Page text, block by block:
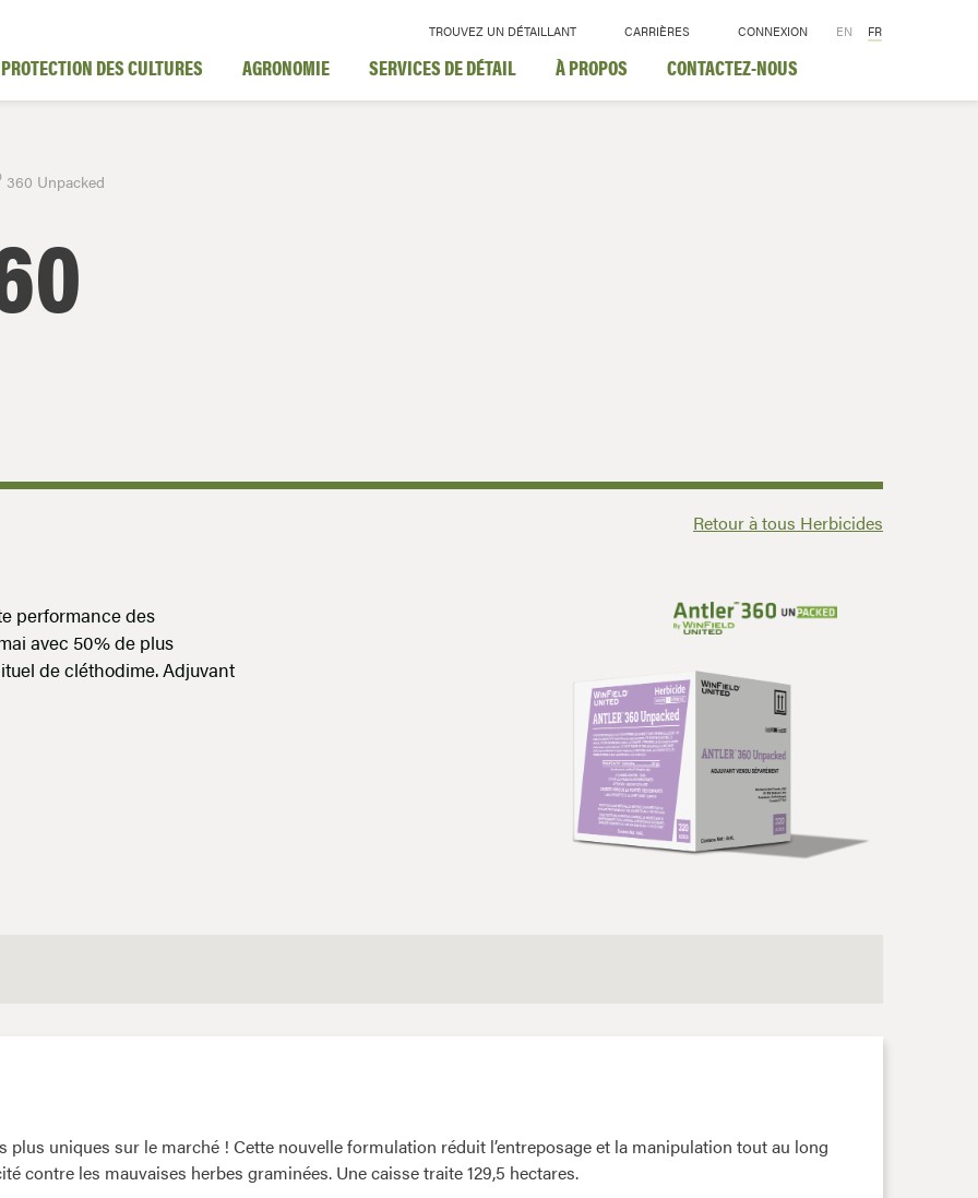
TROUVEZ UN DÉTAILLANT CARRIÈRES CONNEXION EN FR
PROTECTION DES CULTURES AGRONOMIE SERVICES DE DÉTAIL À PROPOS CONTACTEZ-NOUS
360 Unpacked
Retour à tous Herbicides
performance des
avec 50% de plus
de cléthodime. Adjuvant
uniques sur le marché ! Cette nouvelle formulation réduit l’entreposage et la manipulation tout au long
contre les mauvaises herbes graminées. Une caisse traite 129,5 hectares.